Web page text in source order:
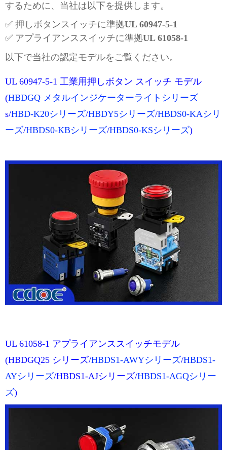
するために、当社は以下を提供します。
✅ 押しボタンスイッチに準拠UL 60947-5-1
✅ アプライアンススイッチに準拠UL 61058-1
以下で当社の認定モデルをご覧ください。
UL 60947-5-1 工業用押しボタン スイッチ モデル
(HBDGQ メタルインジケーターライトシリーズ
s/HBD-K20シリーズ/HBDY5シリーズ/HBDS0-KAシリ
ーズ/HBDS0-KBシリーズ/HBDS0-KSシリーズ)
UL 61058-1 アプライアンススイッチモデル
(HBDGQ25 シリーズ/HBDS1-AWYシリーズ/HBDS1-
AYシリーズ/HBDS1-AJシリーズ/HBDS1-AGQシリー
ズ)